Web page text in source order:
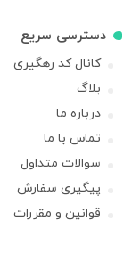
دسترسی سریع
کانال کد رهگیری
بلاگ
درباره ما
تماس با ما
سوالات متداول
پیگیری سفارش
قوانین و مقررات